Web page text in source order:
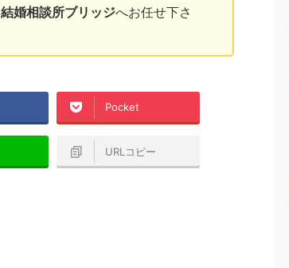
結婚相談所ブリッジへお任せ下さ
Pocket
URLコピー